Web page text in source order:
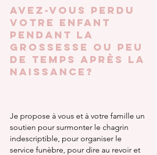
Avez-vous perdu
votre enfant
pendant la
grossesse ou peu
de temps après la
naissance?
Je propose à vous et à votre famille un
soutien pour surmonter le chagrin
indescriptible, pour organiser le
service funèbre, pour dire au revoir et